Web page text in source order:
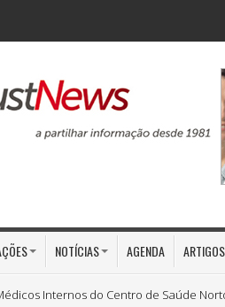
NOTÍCIAS AGENDA ARTIGOS
Internos do Centro de Saúde